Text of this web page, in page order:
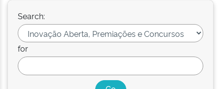
Search:
for